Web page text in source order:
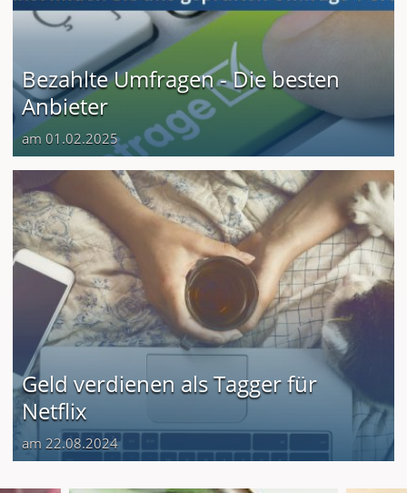
Bezahlte Umfragen - Die besten
Anbieter
am 01.02.2025
Geld verdienen als Tagger für
Netflix
am 22.08.2024